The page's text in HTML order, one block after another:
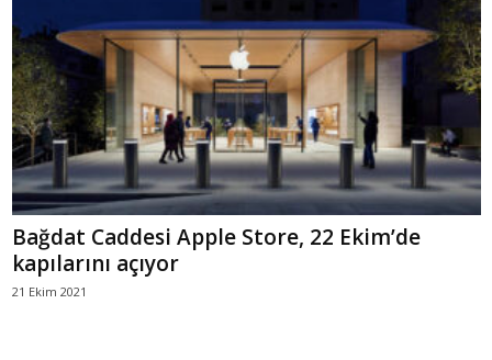
Bağdat Caddesi Apple Store, 22 Ekim’de
kapılarını açıyor
21 Ekim 2021